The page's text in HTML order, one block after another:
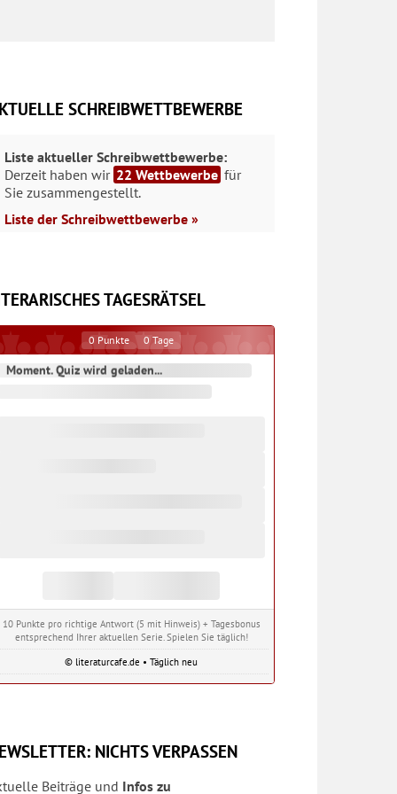
SCHREIBWETTBEWERBE
Liste aktueller Schreibwettbewerbe:
Derzeit haben wir 22 Wettbewerbe für
Sie zusammengestellt.
Liste der Schreibwettbewerbe »
TAGESRÄTSEL
0 Punkte 0 Tage
Moment. Quiz wird geladen...
10 Punkte pro richtige Antwort (5 mit Hinweis) + Tagesbonus
entsprechend Ihrer aktuellen Serie. Spielen Sie täglich!
© literaturcafe.de • Täglich neu
NICHTS VERPASSEN
Beiträge und Infos zu